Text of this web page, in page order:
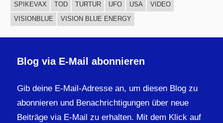
SPIKEVAX
TOD TURTUR UFO USA
VIDEO
VISIONBLUE
VISION BLUE ENERGY
Blog via E-Mail abonnieren
Gib deine E-Mail-Adresse an, um diesen Blog zu
abonnieren und Benachrichtigungen über neue
Beiträge via E-Mail zu erhalten. Mit dem Klick auf